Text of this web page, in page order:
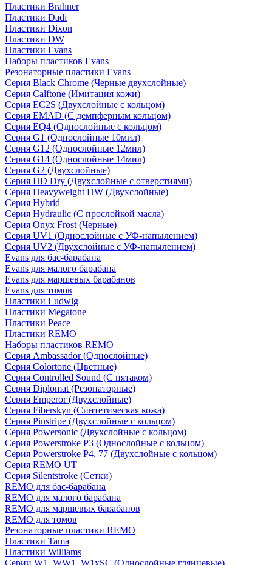
Пластики Brahner
Пластики Dadi
Пластики Dixon
Пластики DW
Пластики Evans
Наборы пластиков Evans
Резонаторные пластики Evans
Серия Black Chrome (Черные двухслойные)
Серия Calftone (Имитация кожи)
Серия EC2S (Двухслойные с кольцом)
Серия EMAD (С демпферным кольцом)
Серия EQ4 (Однослойные с кольцом)
Серия G1 (Однослойные 10мил)
Серия G12 (Однослойные 12мил)
Серия G14 (Однослойные 14мил)
Серия G2 (Двухслойные)
Серия HD Dry (Двухслойные с отверстиями)
Серия Heavyweight HW (Двухслойные)
Серия Hybrid
Серия Hydraulic (С прослойкой масла)
Серия Onyx Frost (Черные)
Серия UV1 (Однослойные с УФ-напылением)
Серия UV2 (Двухслойные с УФ-напылением)
Evans для бас-барабана
Evans для малого барабана
Evans для маршевых барабанов
Evans для томов
Пластики Ludwig
Пластики Megatone
Пластики Peace
Пластики REMO
Наборы пластиков REMO
Серия Ambassador (Однослойные)
Серия Colortone (Цветные)
Серия Controlled Sound (С пятаком)
Серия Diplomat (Резонаторные)
Серия Emperor (Двухслойные)
Серия Fiberskyn (Синтетическая кожа)
Серия Pinstripe (Двухслойные с кольцом)
Серия Powersonic (Двухслойные с кольцом)
Серия Powerstroke P3 (Однослойные с кольцом)
Серия Powerstroke P4, 77 (Двухслойные с кольцом)
Серия REMO UT
Серия Silentstroke (Сетки)
REMO для бас-барабана
REMO для малого барабана
REMO для маршевых барабанов
REMO для томов
Резонаторные пластики REMO
Пластики Tama
Пластики Williams
Серии W1, WW1, W1xSC (Однослойные глянцевые)